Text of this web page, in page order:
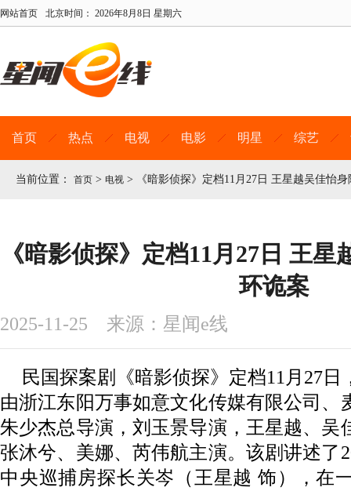
网站首页 北京时间： 2026年8月8日 星期六
首页 热点 电视 电影 明星 综艺
当前位置： 首页 > 电视 > 《暗影侦探》定档11月27日 王星越吴佳怡
《暗影侦探》定档11月27日 王
环诡案
2025-11-25 来源：星闻e线
民国探案剧 《暗影侦探》 定档11月27日
由浙江东阳万事如意文化传媒有限公司、
朱少杰总导演，刘玉景导演，王星越、吴
张沐兮、美娜、芮伟航主演。 该剧讲述了
中央巡捕房探长关岑（王星越 饰），在